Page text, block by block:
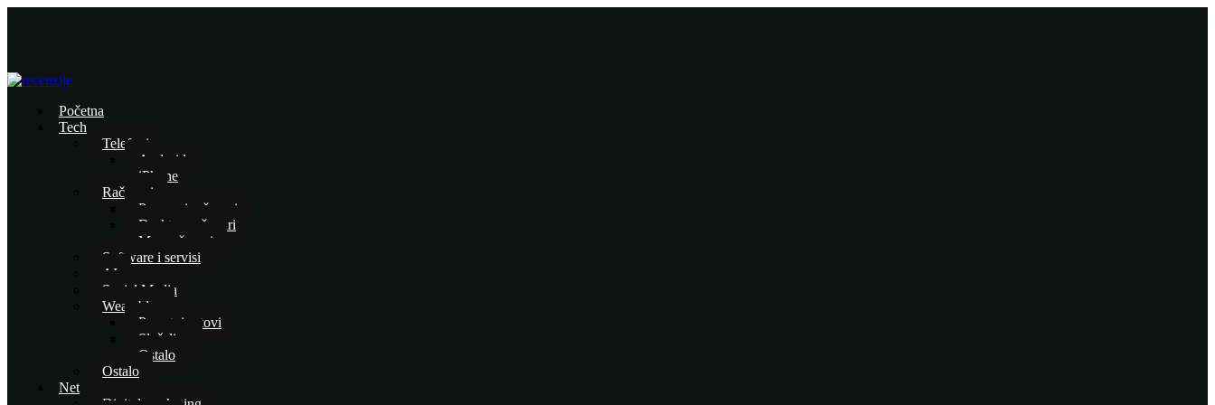
Početna
Tech
Telefoni
Android
iPhone
Računari
Prenosni računari
Desktop računari
Mac računari
Software i servisi
AI
Social Media
Wearables
Pametni satovi
Slušalice
Ostalo
Ostalo
Net